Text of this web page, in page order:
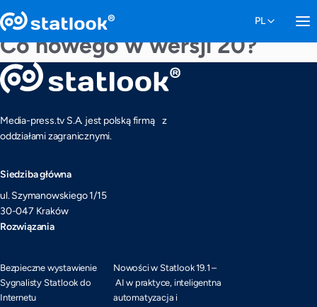
Co nowego w wersji 20?
Media-press.tv S.A. jest polską firmą z
oddziałami zagranicznymi.
Siedziba główna
ul. Szymanowskiego 1/15
30-047 Kraków
Rozwiązania
Bezpieczne wystawienie
Sygnalisty Statlook do
Internetu
Nowości w Statlook 19.1 –
AI w praktyce, inteligentna
automatyzacja i